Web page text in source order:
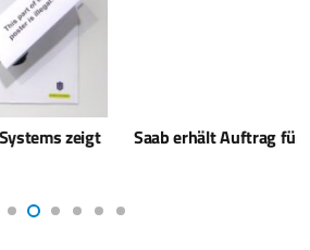
Carl-Gustaf Waffensystem